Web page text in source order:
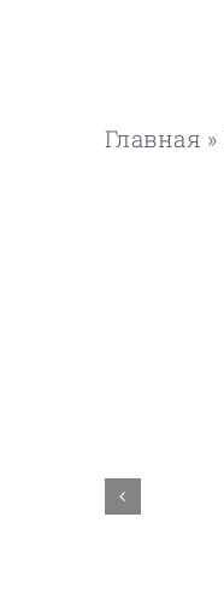
Главная »